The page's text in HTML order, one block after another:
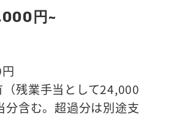
円~
残業手当として24,000
分含む。超過分は別途支